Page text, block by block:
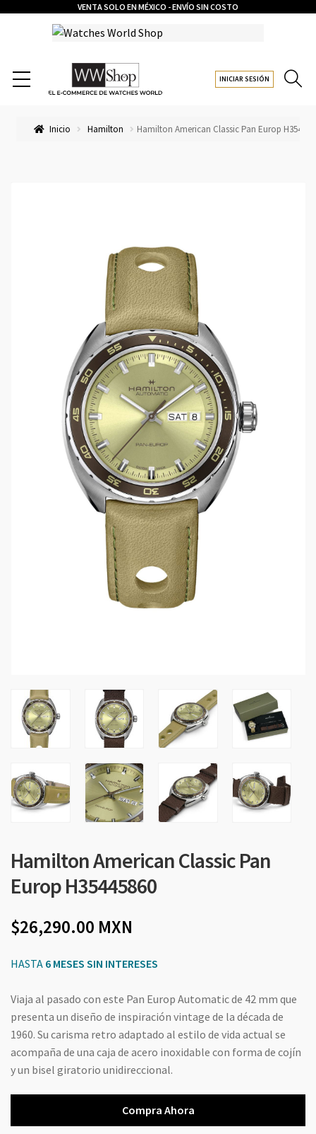
VENTA SOLO EN MÉXICO - ENVÍO SIN COSTO
INICIAR SESIÓN
Inicio Hamilton Hamilton American Classic Pan Europ
Hamilton American Classic Pan
Europ H35445860
26,290.00 MXN
HASTA 6 MESES SIN INTERESES
Viaja al pasado con este Pan Europ Automatic de 42 mm que
presenta un diseño de inspiración vintage de la década de
1960. Su carisma retro adaptado al estilo de vida actual se
acompaña de una caja de acero inoxidable con forma de cojín
y un bisel giratorio unidireccional.
Compra Ahora